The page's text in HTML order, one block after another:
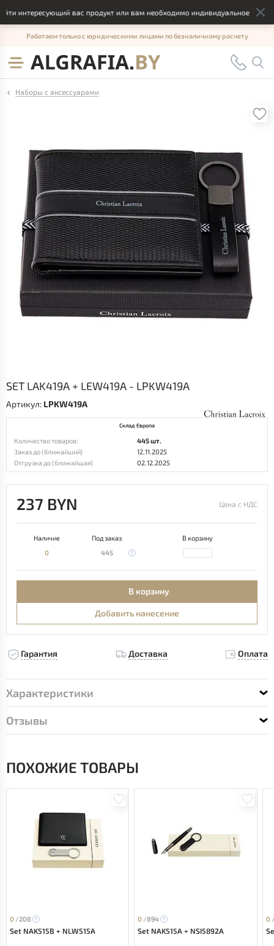
интересующий вас продукт или вам необходимо индивидуальное
Работаем только с юридическими лицами по безналичному расчету
Наборы с аксессуарами
SET LAK419A + LEW419A - LPKW419A
Артикул: LPKW419A
Склад Европа
Количество товаров:
445 шт.
Заказ до (ближайший)
12.11.2025
Отгрузка до (ближайшая)
02.12.2025
237 BYN Цена с НДС
Наличие Под заказ
В корзину
0
445
В корзину
Добавить нанесение
Гарантия Доставка Оплата
Характеристики
Отзывы
ПОХОЖИЕ ТОВАРЫ
0 /208
Set NAK515B + NLW515A
0 /894
Set NAK515A + NSI5892A
0